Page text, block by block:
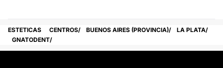
ESTETICAS CENTROS BUENOS AIRES (PROVINCIA)
LA PLATA
GNATODENT